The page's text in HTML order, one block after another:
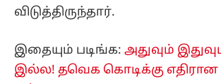
விடுத்திருந்தார்.
இதையும் படிங்க: அதுவும்
இல்ல! தவெக கொடிக்கு எதிரான